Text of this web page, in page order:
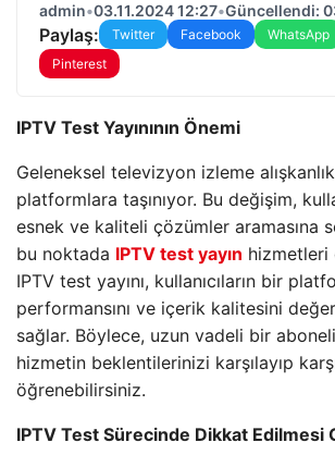
admin•03.11.2024 12:27•Güncellendi:
Paylaş: Twitter Facebook WhatsApp
Pinterest
IPTV Test Yayınının Önemi
Geleneksel televizyon izleme
platformlara taşınıyor. Bu değişim,
esnek ve kaliteli çözümler aramasına
bu noktada IPTV test yayın hizmetleri
IPTV test yayını, kullanıcıların bir
performansını ve içerik kalitesini
sağlar. Böylece, uzun vadeli bir
hizmetin beklentilerinizi karşılayıp
öğrenebilirsiniz.
IPTV Test Sürecinde Dikkat Edilmesi